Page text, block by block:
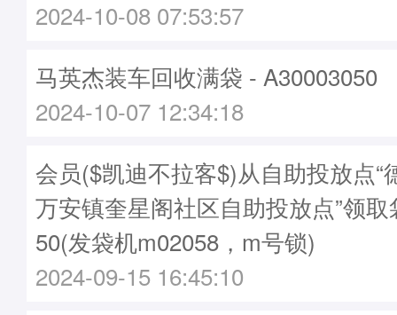
2024-10-08 07:53:57
马英杰装车回收满袋 - A30003050
2024-10-07 12:34:18
会员($凯迪不拉客$)从自助投放点“
万安镇奎星阁社区自助投放点”领
50(发袋机m02058，m号锁)
2024-09-15 16:45:10